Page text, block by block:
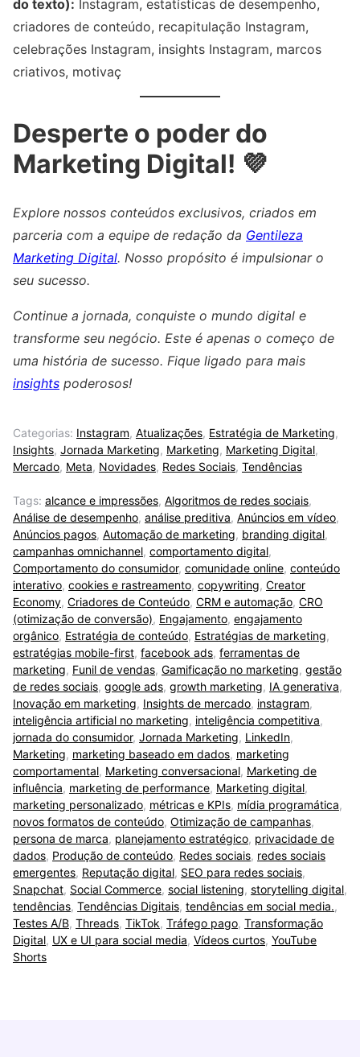
do texto): Instagram, estatísticas de desempenho,
criadores de conteúdo, recapitulação Instagram,
celebrações Instagram, insights Instagram, marcos
criativos, motivaç
Desperte o poder do
Marketing Digital! 💜
Explore nossos conteúdos exclusivos, criados em
parceria com a equipe de redação da Gentileza
Marketing Digital. Nosso propósito é impulsionar o
seu sucesso.
Continue a jornada, conquiste o mundo digital e
transforme seu negócio. Este é apenas o começo de
uma história de sucesso. Fique ligado para mais
insights poderosos!
Categorias: Instagram, Atualizações, Estratégia de Marketing,
Insights, Jornada Marketing, Marketing, Marketing Digital,
Mercado, Meta, Novidades, Redes Sociais, Tendências
Tags: alcance e impressões, Algoritmos de redes sociais,
Análise de desempenho, análise preditiva, Anúncios em vídeo,
Anúncios pagos, Automação de marketing, branding digital,
campanhas omnichannel, comportamento digital,
Comportamento do consumidor, comunidade online, conteúdo
interativo, cookies e rastreamento, copywriting, Creator
Economy, Criadores de Conteúdo, CRM e automação, CRO
(otimização de conversão), Engajamento, engajamento
orgânico, Estratégia de conteúdo, Estratégias de marketing,
estratégias mobile-first, facebook ads, ferramentas de
marketing, Funil de vendas, Gamificação no marketing, gestão
de redes sociais, google ads, growth marketing, IA generativa,
Inovação em marketing, Insights de mercado, instagram,
inteligência artificial no marketing, inteligência competitiva,
jornada do consumidor, Jornada Marketing, LinkedIn,
Marketing, marketing baseado em dados, marketing
comportamental, Marketing conversacional, Marketing de
influência, marketing de performance, Marketing digital,
marketing personalizado, métricas e KPIs, mídia programática,
novos formatos de conteúdo, Otimização de campanhas,
persona de marca, planejamento estratégico, privacidade de
dados, Produção de conteúdo, Redes sociais, redes sociais
emergentes, Reputação digital, SEO para redes sociais,
Snapchat, Social Commerce, social listening, storytelling digital,
tendências, Tendências Digitais, tendências em social media.,
Testes A/B, Threads, TikTok, Tráfego pago, Transformação
Digital, UX e UI para social media, Vídeos curtos, YouTube
Shorts